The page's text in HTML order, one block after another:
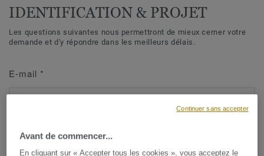
IDENTIFICATION & PROJET
Les questions suivantes nous permettront de mieux cerner votre
demande et d'y répondre dans les meilleurs délais.
E-mail *
Prénom*
Avant de commencer...
En cliquant sur « Accepter tous les cookies », vous acceptez le
Continuer sans accepter